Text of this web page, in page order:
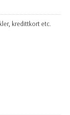
kredittkort etc.